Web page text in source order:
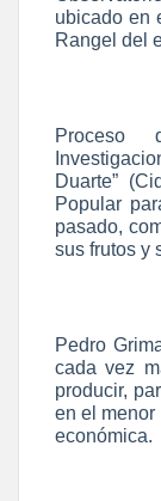
ubicado en
Rangel del
Duarte”
Popular
pasado,
sus frutos y
Pedro
cada vez
producir,
en el menor
económica.